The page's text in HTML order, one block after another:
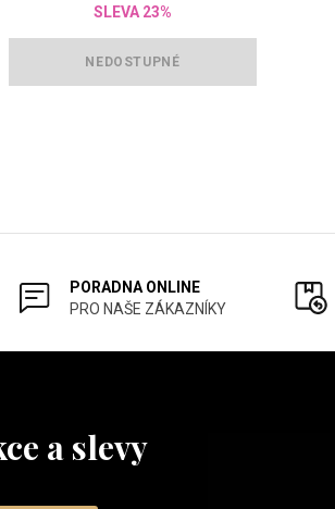
SLEVA 23%
NEDOSTUPNÉ
PORADNA ONLINE
PRO NAŠE ZÁKAZNÍKY
a slevy